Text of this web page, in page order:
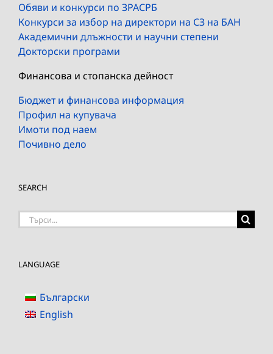
Обяви и конкурси по ЗРАСРБ
Конкурси за избор на директори на СЗ на БАН
Академични длъжности и научни степени
Докторски програми
Финансова и стопанска дейност
Бюджет и финансова информация
Профил на купувача
Имоти под наем
Почивно дело
SEARCH
Търсене
LANGUAGE
Български
English